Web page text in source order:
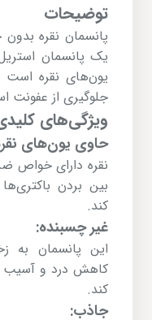
توضیحات
پانسمان نقره
یک پانسمان
یون‌های نقره است
جلوگیری از عفونت
ویژگی‌های
حاوی یون‌های
نقره دارای خواص
بین بردن
کند.
غیر چسبنده:
این پانسمان به
کاهش درد و آسیب
کند.
جاذب: